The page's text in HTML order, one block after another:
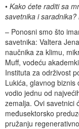
• Kako ćete raditi sa
savetnika i
– Ponosni smo što
savetnika: Valtera
naučnika za klimu,
Muff, vodeću
Instituta za održivost
Lukića, glavnog
vodio jednu od
zemalja. Ovi savetnici
međusektorsko
pružanju